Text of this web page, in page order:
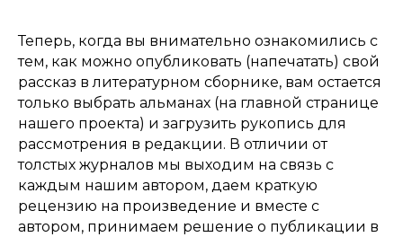
Теперь, когда вы внимательно ознакомились с
тем, как можно опубликовать (напечатать) свой
рассказ в литературном сборнике, вам остается
только выбрать альманах (на главной странице
нашего проекта) и загрузить рукопись для
рассмотрения в редакции. В отличии от
толстых журналов мы выходим на связь с
каждым нашим автором, даем краткую
рецензию на произведение и вместе с
автором, принимаем решение о публикации в